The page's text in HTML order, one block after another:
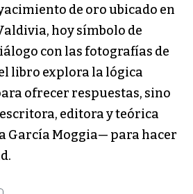
de oro ubicado en
hoy símbolo de
con las fotografías de
libro explora la lógica
ofrecer respuestas, sino
editora y teórica
García Moggia— para hacer